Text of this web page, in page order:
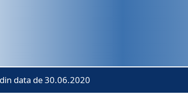
data de 30.06.2020